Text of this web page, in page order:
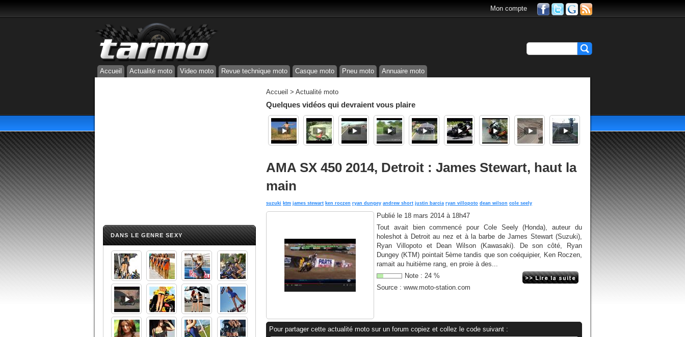
Mon compte
Accueil Actualité moto Video moto Revue technique moto Casque moto Pneu moto Annuaire moto
DANS LE GENRE SEXY
Accueil > Actualité moto
Quelques vidéos qui devraient vous plaire
AMA SX 450 2014, Detroit : James Stewart, haut la
main
suzuki ktm james stewart ken roczen ryan dungey andrew short justin barcia ryan villopoto dean wilson cole seely
Publié le 18 mars 2014 à 18h47
Tout avait bien commencé pour Cole Seely (Honda), auteur du
holeshot à Detroit au nez et à la barbe de James Stewart (Suzuki),
Ryan Villopoto et Dean Wilson (Kawasaki). De son côté, Ryan
Dungey (KTM) pointait 5ème tandis que son coéquipier, Ken Roczen,
ramait au huitième rang, en proie à des...
Note : 24 %
Source : www.moto-station.com
Pour partager cette actualité moto sur un forum copiez et collez le code suivant :